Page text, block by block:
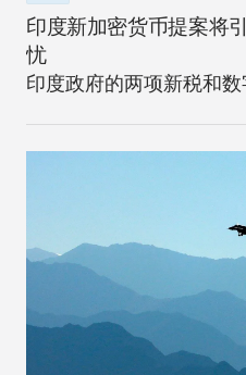
印度新加密货币提案将
忧
印度政府的两项新税和数